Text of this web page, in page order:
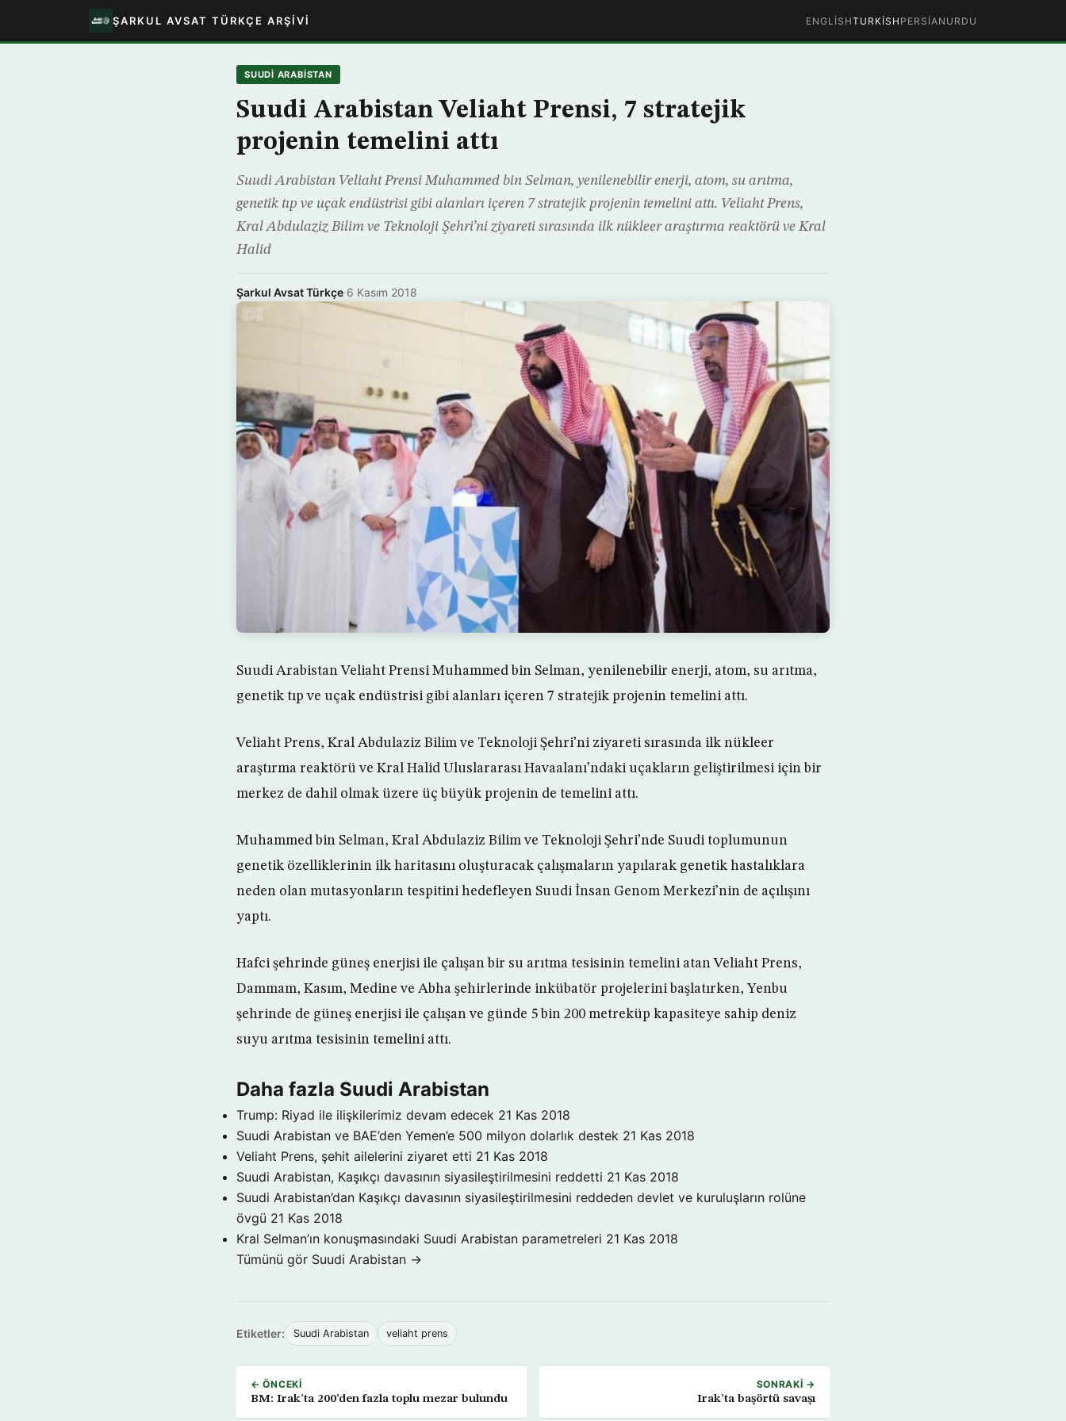
ŞARKUL AVSAT TÜRKÇE ARŞIVI ENGLISHTURKISH PERSIAN URDU
SUUDI ARABISTAN
Suudi Arabistan Veliaht Prensi, 7 stratejik
projenin temelini attı
Suudi Arabistan Veliaht Prensi Muhammed bin Selman, yenilenebilir enerji, atom, su arıtma,
genetik tıp ve uçak endüstrisi gibi alanları içeren 7 stratejik projenin temelini attı. Veliaht Prens,
Kral Abdulaziz Bilim ve Teknoloji Şehri’ni ziyareti sırasında ilk nükleer araştırma reaktörü ve Kral
Halid
Şarkul Avsat Türkçe·6 Kasım 2018
Suudi Arabistan Veliaht Prensi Muhammed bin Selman, yenilenebilir enerji, atom, su arıtma,
genetik tıp ve uçak endüstrisi gibi alanları içeren 7 stratejik projenin temelini attı.
Veliaht Prens, Kral Abdulaziz Bilim ve Teknoloji Şehri’ni ziyareti sırasında ilk nükleer
araştırma reaktörü ve Kral Halid Uluslararası Havaalanı’ndaki uçakların geliştirilmesi için bir
merkez de dahil olmak üzere üç büyük projenin de temelini attı.
Muhammed bin Selman, Kral Abdulaziz Bilim ve Teknoloji Şehri’nde Suudi toplumunun
genetik özelliklerinin ilk haritasını oluşturacak çalışmaların yapılarak genetik hastalıklara
neden olan mutasyonların tespitini hedefleyen Suudi İnsan Genom Merkezi’nin de açılışını
yaptı.
Hafci şehrinde güneş enerjisi ile çalışan bir su arıtma tesisinin temelini atan Veliaht Prens,
Dammam, Kasım, Medine ve Abha şehirlerinde inkübatör projelerini başlatırken, Yenbu
şehrinde de güneş enerjisi ile çalışan ve günde 5 bin 200 metreküp kapasiteye sahip deniz
suyu arıtma tesisinin temelini attı.
Daha fazla Suudi Arabistan
Trump: Riyad ile ilişkilerimiz devam edecek 21 Kas 2018
Suudi Arabistan ve BAE’den Yemen’e 500 milyon dolarlık destek 21 Kas 2018
Veliaht Prens, şehit ailelerini ziyaret etti 21 Kas 2018
Suudi Arabistan, Kaşıkçı davasının siyasileştirilmesini reddetti 21 Kas 2018
Suudi Arabistan’dan Kaşıkçı davasının siyasileştirilmesini reddeden devlet ve kuruluşların rolüne
övgü 21 Kas 2018
Kral Selman’ın konuşmasındaki Suudi Arabistan parametreleri 21 Kas 2018
Tümünü gör Suudi Arabistan →
Etiketler: Suudi Arabistan veliaht prens
← ÖNCEKI
BM: Irak’ta 200’den fazla toplu mezar bulundu
SONRAKI →
Irak’ta başörtü savaşı